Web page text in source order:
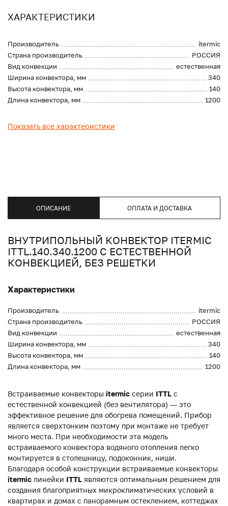
ХАРАКТЕРИСТИКИ
Производитель
itermic
Страна производитель
РОССИЯ
Вид конвекции
естественная
Ширина конвектора, мм
340
Высота конвектора, мм
140
Длина конвектора, мм
1200
Показать все характеристики
ОПИСАНИЕ ОПЛАТА И ДОСТАВКА
ВНУТРИПОЛЬНЫЙ КОНВЕКТОР ITERMIC
ITTL.140.340.1200 С ЕСТЕСТВЕННОЙ
КОНВЕКЦИЕЙ, БЕЗ РЕШЕТКИ
Характеристики
Производитель
itermic
Страна производитель
РОССИЯ
Вид конвекции
естественная
Ширина конвектора, мм
340
Высота конвектора, мм
140
Длина конвектора, мм
1200
Встраиваемые конвекторы itermic серии ITTL с
естественной конвекцией (без вентилятора) — это
эффективное решение для обогрева помещений. Прибор
является сверхтонким поэтому при монтаже не требует
много места. При необходимости эта модель
встраиваемого конвектора водяного отопления легко
монтируется в столешницу, подоконник, ниши.
Благодаря особой конструкции встраиваемые конвекторы
itermic линейки ITTL являются оптимальным решением для
создания благоприятных микроклиматических условий в
квартирах и домах с панорамным остеклением, коттеджах